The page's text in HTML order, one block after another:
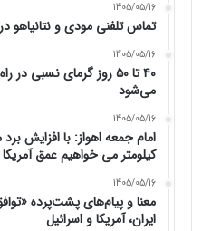
1405/05/16
تماس تلفنی مودی و نتانیاهو
1405/05/16
می‌شود
1405/05/16
کیلومتر می خواهیم عمق
1405/05/16
معنا و پیام‌های پشت‌پرده
ایران، آمریکا و اسرائیل